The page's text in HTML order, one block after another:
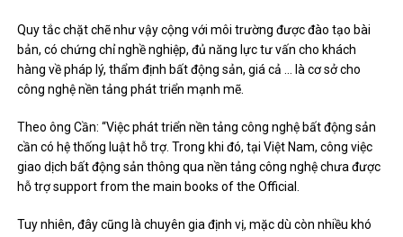
Quy tắc chặt chẽ như vậy cộng với môi trường được đào tạo bài
bản, có chứng chỉ nghề nghiệp, đủ năng lực tư vấn cho khách
hàng về pháp lý, thẩm định bất động sản, giá cả … là cơ sở cho
công nghệ nền tảng phát triển mạnh mẽ.
Theo ông Cần: “Việc phát triển nền tảng công nghệ bất động sản
cần có hệ thống luật hỗ trợ. Trong khi đó, tại Việt Nam, công việc
giao dịch bất động sản thông qua nền tảng công nghệ chưa được
hỗ trợ support from the main books of the Official.
Tuy nhiên, đây cũng là chuyên gia định vị, mặc dù còn nhiều khó